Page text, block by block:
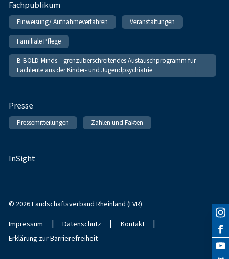
Fachpublikum
Einweisung/ Aufnahmeverfahren Veranstaltungen
Familiale Pflege
B-BOLD-Minds – grenzüberschreitendes Austauschprogramm für
Fachleute aus der Kinder- und Jugendpsychiatrie
Presse
Pressemitteilungen Zahlen und Fakten
InSight
© 2026 Landschaftsverband Rheinland (LVR)
Impressum | Datenschutz | Kontakt |
Erklärung zur Barrierefreiheit